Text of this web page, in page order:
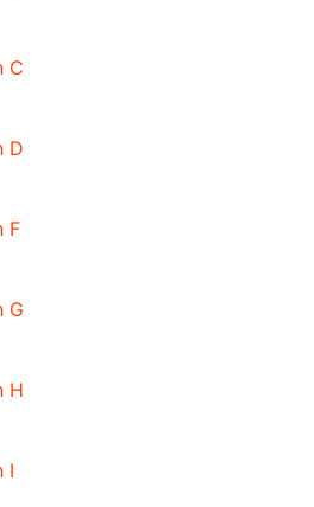
C
D
F
G
H
I